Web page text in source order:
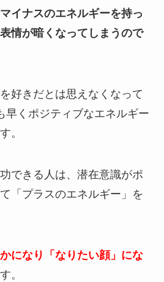
イナスのエネルギーを持っ
情が暗くなってしまうので
好きだとは思えなくなって
早くポジティブなエネルギー
。
できる人は、潜在意識がポ
「プラスのエネルギー」を
になり「なりたい顔」にな
。